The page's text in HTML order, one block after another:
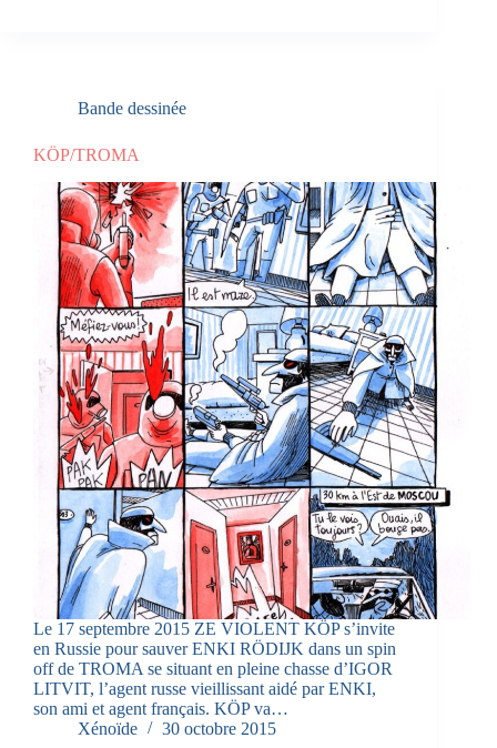
Bande dessinée
KÖP/TROMA
Le 17 septembre 2015 ZE VIOLENT KÖP s’invite
en Russie pour sauver ENKI RÖDIJK dans un spin
off de TROMA se situant en pleine chasse d’IGOR
LITVIT, l’agent russe vieillissant aidé par ENKI,
son ami et agent français. KÖP va…
Xénoïde
30 octobre 2015